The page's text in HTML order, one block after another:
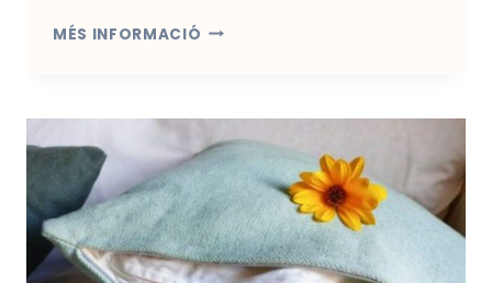
MÉS INFORMACIÓ HISTÒRIA
LA
LLET
D’OVELLA
EN
LA
COSMÈTICA
NATURAL